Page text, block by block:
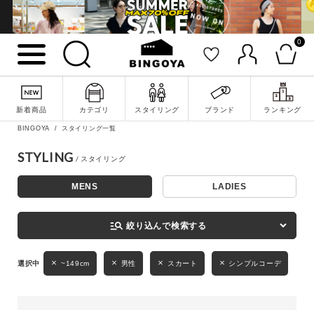
0
新着商品 カテゴリ スタイリング ブランド ランキング
詳細検索
BINGOYA スタイリング一覧
STYLING
MENS LADIES
manage_search 絞り込んで検索する
~149cm 男性 スカート シンプルコーデ